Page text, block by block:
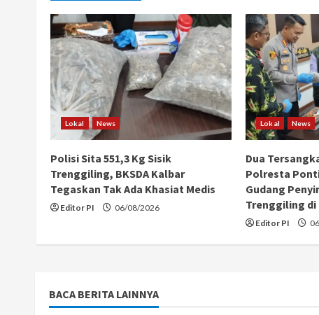
n
u
e
R
a
d
i
n
Lokal News
Polisi Sita 551,3 Kg Sisik
Trenggiling, BKSDA Kalbar
Tegaskan Tak Ada Khasiat Medis
Editor PI 06/08/2026
Lokal News
Dua
Polresta
Gudang
Trenggiling di
Editor PI
BACA BERITA LAINNYA